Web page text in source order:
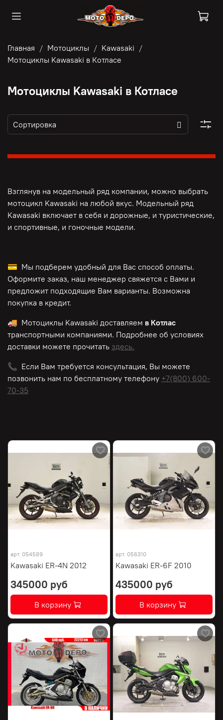
Главная Мотоциклы
Kawasaki
Мотоциклы Kawasaki в Котласе
Мотоциклы Kawasaki в Котласе
Взглянув на модельный ряд компании, можно выбрать
мотоцикл Kawasaki на любой вкус. Модельный ряд
Kawasaki включает в себя и дорожные, и туристические,
и спортивные, и гоночные модели.
💳 Мы подберем удобный для Вас способ оплаты.
Оформите заказ, наш менеджер свяжется с Вами и
предложит подходящие Вам варианты. Возможна
покупка в кредит.
🚚 Мотоциклы Kawasaki доставляем в Котлас
транспортными компаниями. Подробнее об условиях
доставки можете прочитать здесь.
📞 Если Вам требуется консультация, Вы можете
позвонить нам по бесплатному телефону +7(800) 600-
70-35
арт. 054589
Kawasaki ER-4N 2012
345000 руб
В корзину
арт. 056310
Kawasaki ER-6F 2010
435000 руб
В корзину